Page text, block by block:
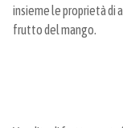
insieme le proprietà di
frutto del mango.